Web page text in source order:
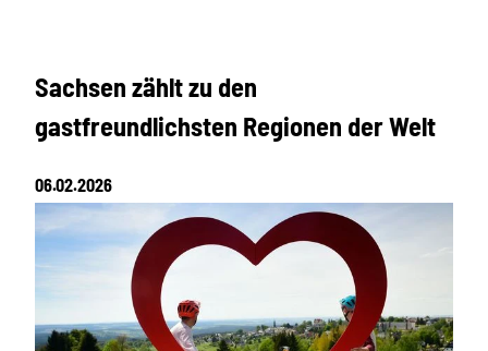
Sachsen zählt zu den
gastfreundlichsten Regionen der Welt
06.02.2026